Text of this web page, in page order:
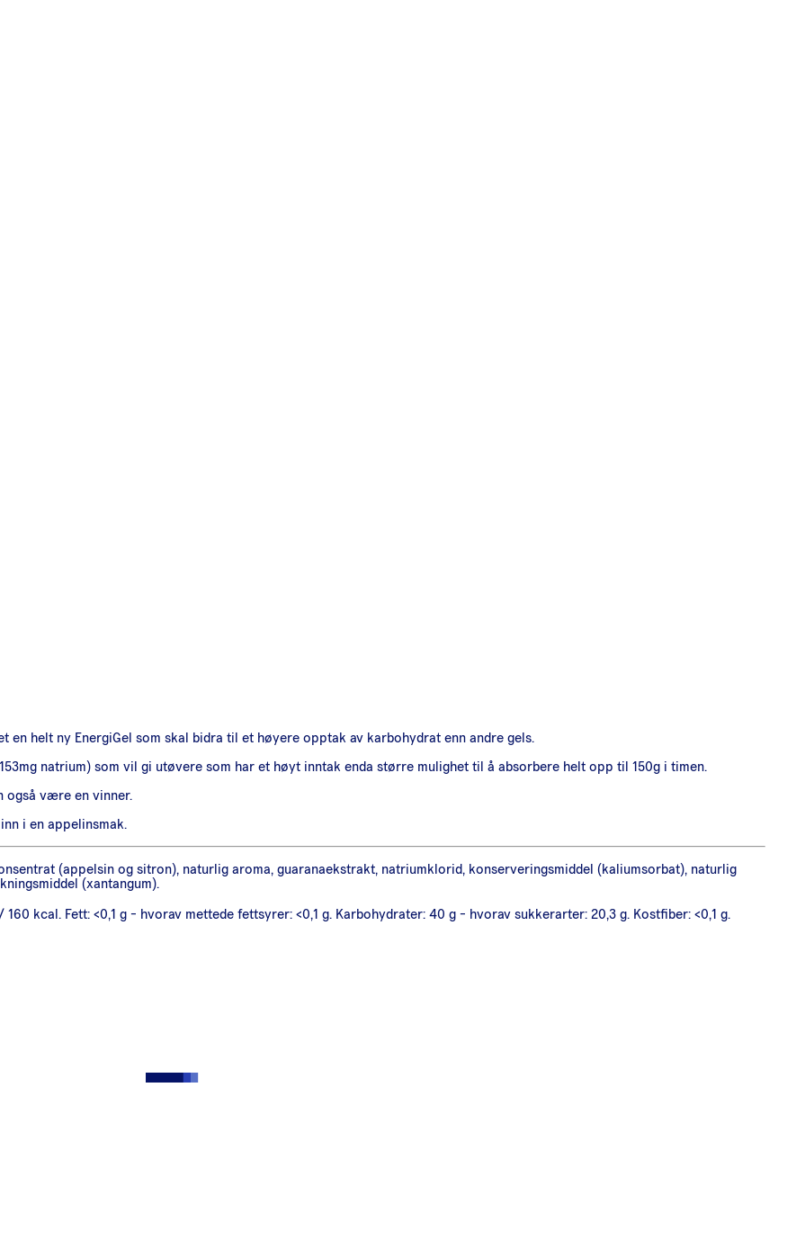
en helt ny EnergiGel som skal bidra til et høyere opptak av karbohydrat enn andre gels.
natrium) som vil gi utøvere som har et høyt inntak enda større mulighet til å absorbere helt opp til 150g i timen.
også være en vinner.
i en appelinsmak.
(appelsin og sitron), naturlig aroma, guaranaekstrakt, natriumklorid, konserveringsmiddel (kaliumsorbat), naturlig
(xantangum).
160 kcal. Fett: <0,1 g - hvorav mettede fettsyrer: <0,1 g. Karbohydrater: 40 g - hvorav sukkerarter: 20,3 g. Kostfiber: <0,1 g.